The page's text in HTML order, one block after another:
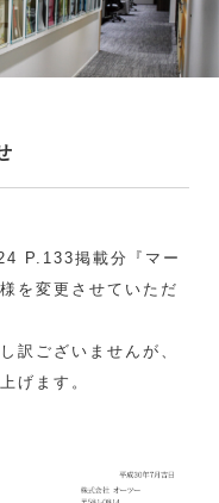
P.133掲載分『マー
を変更させていただ
訳ございませんが、
げます。